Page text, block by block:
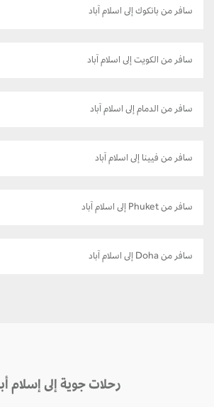
سافر من بانكوك إلى اسلام آباد
سافر من الكويت إلى اسلام آباد
سافر من الدمام إلى اسلام آباد
سافر من فيينا إلى اسلام آباد
سافر من Phuket إلى اسلام آباد
سافر من Doha إلى اسلام آباد
رحلات جوية إلى إسلام أباد